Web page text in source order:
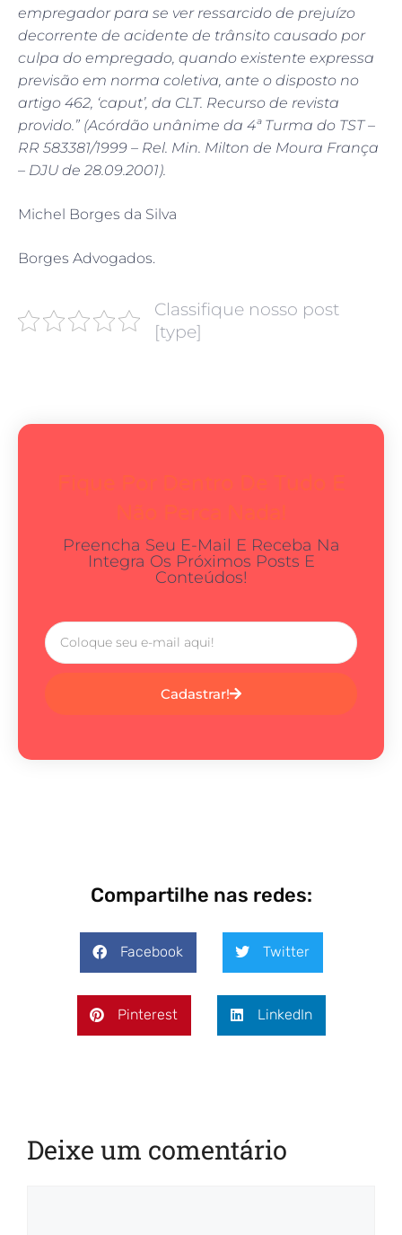
empregador para se ver ressarcido de prejuízo
decorrente de acidente de trânsito causado por
culpa do empregado, quando existente expressa
previsão em norma coletiva, ante o disposto no
artigo 462, ‘caput’, da CLT. Recurso de revista
provido.” (Acórdão unânime da 4ª Turma do TST –
RR 583381/1999 – Rel. Min. Milton de Moura França
– DJU de 28.09.2001).
Michel Borges da Silva
Borges Advogados.
Classifique nosso post
[type]
Preencha Seu E-Mail E Receba Na
Integra Os Próximos Posts E
Conteúdos!
Cadastrar!
Compartilhe nas redes:
Facebook Twitter
Pinterest LinkedIn
Deixe um comentário